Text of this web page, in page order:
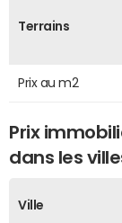
Terrains
Prix au m2
Prix
dans les
Ville